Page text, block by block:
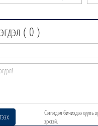
( 0 )
Сэтгэгдэл бичихдээ хууль
эрхтэй.